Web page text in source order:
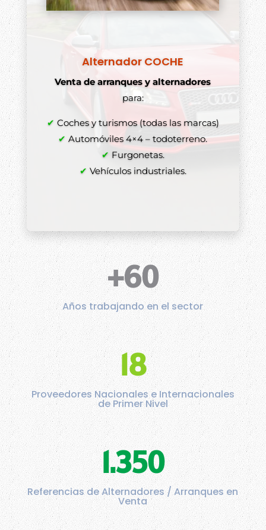
Alternador COCHE
Venta de arranques y alternadores
para:
✔ Coches y turismos (todas las marcas)
✔ Automóviles 4×4 – todoterreno.
✔ Furgonetas.
✔ Vehículos industriales.
+60
Años trabajando en el sector
18
Proveedores Nacionales e Internacionales
de Primer Nivel
1.350
Referencias de Alternadores / Arranques en
Venta